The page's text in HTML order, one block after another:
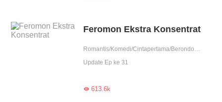
Feromon Ekstra Konsentrat
Romantis/Komedi/Cintapertama/Berondong/Ketos/Badboy/Perjodohan/Reinkarnasi/Balas Dendam/Pembunuhan/Detektif/Contributor
Update Ep ke 31
613.6k